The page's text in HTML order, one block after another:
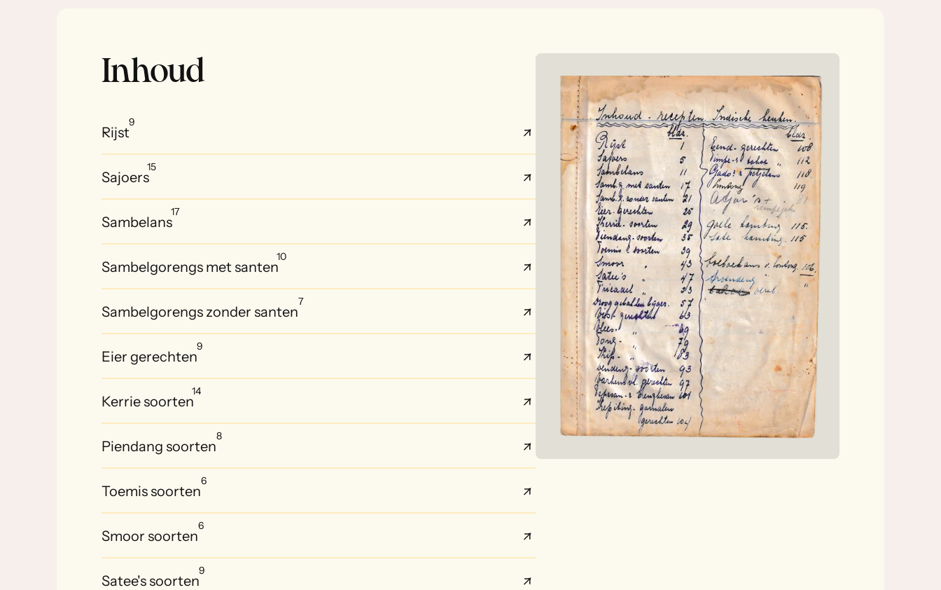
Inhoud
Rijst
9
Sajoers
15
Sambelans
17
Sambelgorengs met santen
10
Sambelgorengs zonder santen
7
Eier gerechten
9
Kerrie soorten
14
Piendang soorten
8
Toemis soorten
6
Smoor soorten
6
Satee's soorten
9